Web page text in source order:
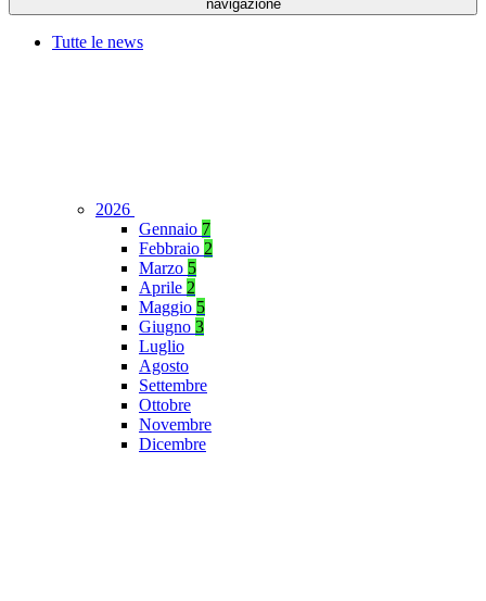
navigazione
Tutte le news
2026
Gennaio 7
Febbraio 2
Marzo 5
Aprile 2
Maggio 5
Giugno 3
Luglio
Agosto
Settembre
Ottobre
Novembre
Dicembre